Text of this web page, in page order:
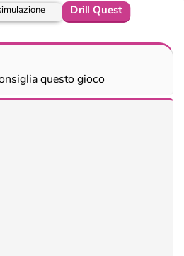
Drill Quest
questo gioco